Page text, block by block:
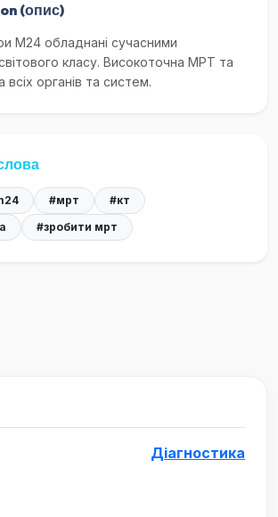
(опис)
М24 обладнані сучасними
класу. Високоточна МРТ та
всіх органів та систем.
#мрт
#кт
#зробити мрт
Діагностика